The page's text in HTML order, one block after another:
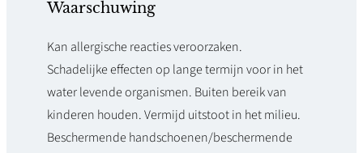
Waarschuwing
Kan allergische reacties veroorzaken.
Schadelijke effecten op lange termijn voor in het
water levende organismen. Buiten bereik van
kinderen houden. Vermijd uitstoot in het milieu.
Beschermende handschoenen/beschermende